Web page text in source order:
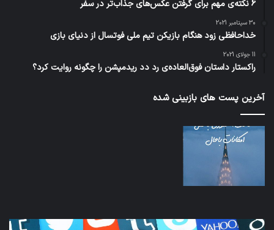
6 نکته‌ی مهم برای گرفتن عکس‌های جذاب‌تر در سفر
30 سپتامبر 2021
خداحافظی زود هنگام بازیکن تیم ملی فوتسال از دنیای بازی
11 جولای 2021
راکستار داستان فوق‌العاده‌ی رد دد ریدمپشن را چگونه روایت کرد؟
آخرین پست های بازبینی شده
کدام